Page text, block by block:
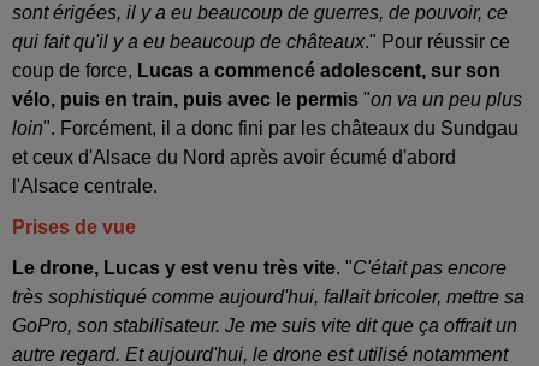
sont érigées, il y a eu beaucoup de guerres, de pouvoir, ce
qui fait qu'il y a eu beaucoup de châteaux." Pour réussir ce
coup de force, Lucas a commencé adolescent, sur son
vélo, puis en train, puis avec le permis "on va un peu plus
loin". Forcément, il a donc fini par les châteaux du Sundgau
et ceux d'Alsace du Nord après avoir écumé d'abord
l'Alsace centrale.
Prises de vue
Le drone, Lucas y est venu très vite. "C'était pas encore
très sophistiqué comme aujourd'hui, fallait bricoler, mettre sa
GoPro, son stabilisateur. Je me suis vite dit que ça offrait un
autre regard. Et aujourd'hui, le drone est utilisé notamment